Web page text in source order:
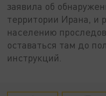
заявила об
территории Ирана, и
населению
оставаться там до
инструкций.